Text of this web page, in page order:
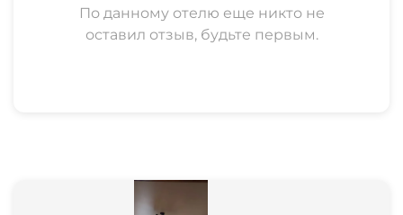
По данному отелю еще никто не
оставил отзыв, будьте первым.